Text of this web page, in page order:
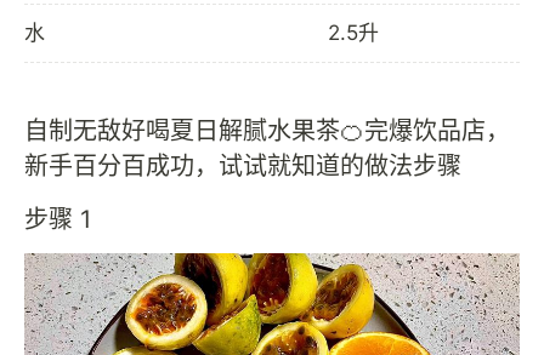
水 2.5升
自制无敌好喝夏日解腻水果茶🍊完爆饮品店，
新手百分百成功，试试就知道的做法步骤
步骤 1